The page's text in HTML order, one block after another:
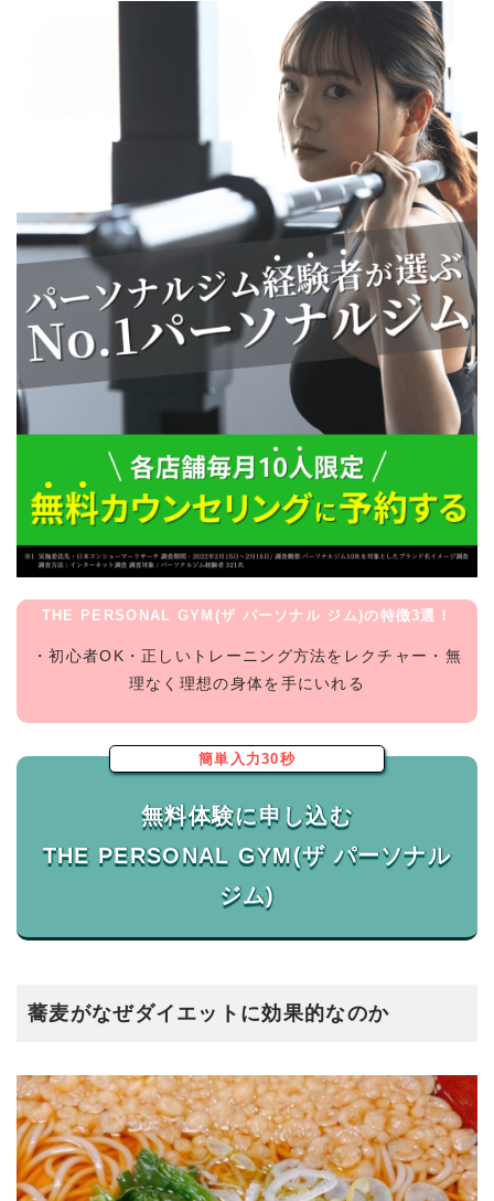
THE PERSONAL GYM(ザ パーソナル ジム)の特徴3選！
・初心者OK・正しいトレーニング方法をレクチャー・無
理なく理想の身体を手にいれる
簡単入力30秒
無料体験に申し込む
THE PERSONAL GYM(ザ パーソナル
蕎麦がなぜダイエットに効果的なのか